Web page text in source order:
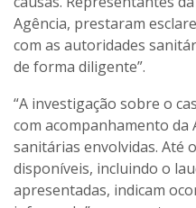
Agência, prestaram
com as autoridades
de forma diligente”.
“A investigação sobre o
com acompanhamento da
sanitárias envolvidas. Até
disponíveis, incluindo o
apresentadas, indicam